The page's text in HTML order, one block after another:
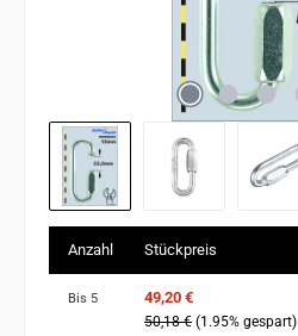
Anzahl Stückpreis
Bis 5 49,20 €
50,18 € (1.95% gespart)